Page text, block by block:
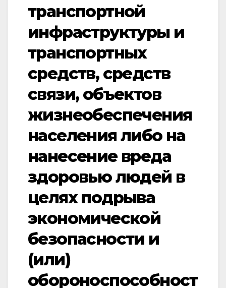
транспортной
инфраструктуры и
транспортных
средств, средств
связи, объектов
жизнеобеспечения
населения либо на
нанесение вреда
здоровью людей в
целях подрыва
экономической
безопасности и
(или)
обороноспособност